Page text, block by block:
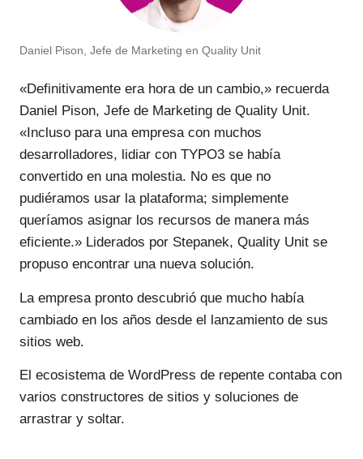
Daniel Pison, Jefe de Marketing en Quality Unit
«Definitivamente era hora de un cambio,» recuerda
Daniel Pison, Jefe de Marketing de Quality Unit.
«Incluso para una empresa con muchos
desarrolladores, lidiar con TYPO3 se había
convertido en una molestia. No es que no
pudiéramos usar la plataforma; simplemente
queríamos asignar los recursos de manera más
eficiente.» Liderados por Stepanek, Quality Unit se
propuso encontrar una nueva solución.
La empresa pronto descubrió que mucho había
cambiado en los años desde el lanzamiento de sus
sitios web.
El ecosistema de WordPress de repente contaba con
varios constructores de sitios y soluciones de
arrastrar y soltar.